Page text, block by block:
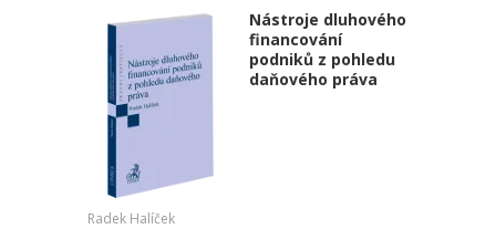
Nástroje dluhového
financování
podniků z pohledu
daňového práva
Radek Halíček